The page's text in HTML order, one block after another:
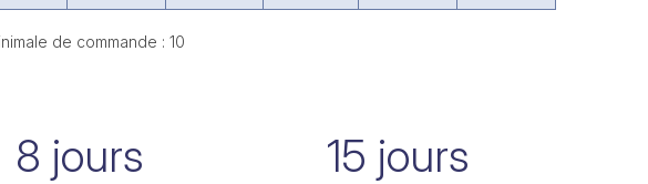
de commande : 10
8 jours 15 jours